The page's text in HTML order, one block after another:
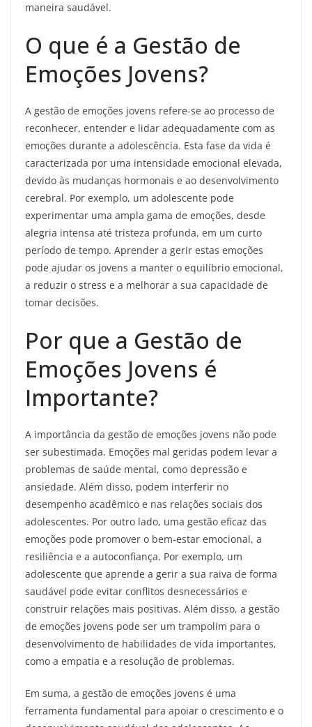
maneira saudável.
O que é a Gestão de
Emoções Jovens?
A gestão de emoções jovens refere-se ao processo de
reconhecer, entender e lidar adequadamente com as
emoções durante a adolescência. Esta fase da vida é
caracterizada por uma intensidade emocional elevada,
devido às mudanças hormonais e ao desenvolvimento
cerebral. Por exemplo, um adolescente pode
experimentar uma ampla gama de emoções, desde
alegria intensa até tristeza profunda, em um curto
período de tempo. Aprender a gerir estas emoções
pode ajudar os jovens a manter o equilíbrio emocional,
a reduzir o stress e a melhorar a sua capacidade de
tomar decisões.
Por que a Gestão de
Emoções Jovens é
Importante?
A importância da gestão de emoções jovens não pode
ser subestimada. Emoções mal geridas podem levar a
problemas de saúde mental, como depressão e
ansiedade. Além disso, podem interferir no
desempenho acadêmico e nas relações sociais dos
adolescentes. Por outro lado, uma gestão eficaz das
emoções pode promover o bem-estar emocional, a
resiliência e a autoconfiança. Por exemplo, um
adolescente que aprende a gerir a sua raiva de forma
saudável pode evitar conflitos desnecessários e
construir relações mais positivas. Além disso, a gestão
de emoções jovens pode ser um trampolim para o
desenvolvimento de habilidades de vida importantes,
como a empatia e a resolução de problemas.
Em suma, a gestão de emoções jovens é uma
ferramenta fundamental para apoiar o crescimento e o